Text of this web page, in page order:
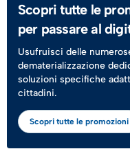
Scopri tutte le
per passare al
Usufruisci delle
dematerializzazione
soluzioni specifiche
cittadini.
Scopri tutte le promozioni